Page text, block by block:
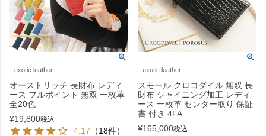
exotic leather
オーストリッチ 長財布 レディ
ース フルポイント 無双 一枚革
全20色
¥19,800税込
4.17 （18件）
exotic leather
スモール クロコダイル 無双 長
財布 シャイニング加工 レディ
ース 一枚革 センター取り 保証
書 付き 4FA
¥165,000税込